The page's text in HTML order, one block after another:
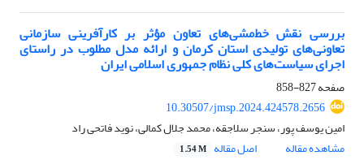
بررسی نقش خط‌مشی‌های تعاون مؤثر بر کارآفرینی سازمانی
تعاونی‌های تولیدی استان کرمان و ارائه مدل مطلوب در راستای
اجرای سیاست‌های کلی نظام جمهوری اسلامی ایران
صفحه827-858
10.30507/jmsp.2024.424578.2656
امین یوسف پور، سنجر سلاجقه، محمد جلال کمالی، نوید فاتحی راد
مشاهده مقاله
اصل مقاله 1.54 M